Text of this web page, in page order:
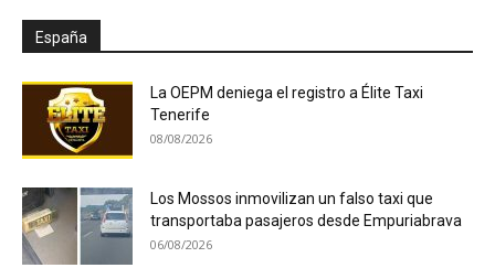
España
La OEPM deniega el registro a Élite Taxi
Tenerife
08/08/2026
Los Mossos inmovilizan un falso taxi que
transportaba pasajeros desde Empuriabrava
06/08/2026